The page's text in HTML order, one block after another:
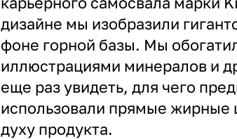
дизайне мы изобразили
фоне горной базы. Мы
иллюстрациями минералов и
еще раз увидеть, для чего
использовали прямые
духу продукта.